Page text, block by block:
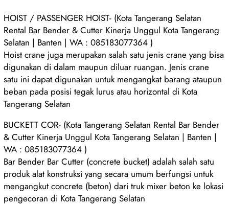
HOIST / PASSENGER HOIST- (Kota Tangerang Selatan
Rental Bar Bender & Cutter Kinerja Unggul Kota Tangerang
Selatan | Banten | WA : 085183077364 )
Hoist crane juga merupakan salah satu jenis crane yang bisa
digunakan di dalam maupun diluar ruangan. Jenis crane
satu ini dapat digunakan untuk mengangkat barang ataupun
beban pada posisi tegak lurus atau horizontal di Kota
Tangerang Selatan
BUCKETT COR- (Kota Tangerang Selatan Rental Bar Bender
& Cutter Kinerja Unggul Kota Tangerang Selatan | Banten |
WA : 085183077364 )
Bar Bender Bar Cutter (concrete bucket) adalah salah satu
produk alat konstruksi yang secara umum berfungsi untuk
mengangkut concrete (beton) dari truk mixer beton ke lokasi
pengecoran di Kota Tangerang Selatan